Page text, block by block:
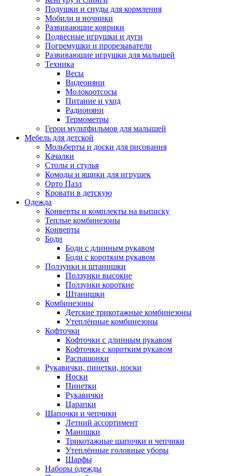
Подушки и снуды для кормления
Мобили и ночники
Развивающие коврики
Подвесные игрушки и дуги
Погремушки и прорезыватели
Развивающие игрушки для малышей
Техника
Весы
Видеоняни
Молокоотсосы
Питание и уход
Радионяни
Термометры
Герои мультфильмов для малышей
Мебель для детской
Мольберты и доски для рисования
Качалки
Столы и стулья
Комоды и ящики для игрушек
Орто Пазл
Кровати в детскую
Одежда
Конверты и комплекты на выписку
Теплые комбинезоны
Конверты
Боди
Боди с длинным рукавом
Боди с коротким рукавом
Ползунки и штанишки
Ползунки высокие
Ползунки короткие
Штанишки
Комбинезоны
Детские трикотажные комбинезоны
Утеплённые комбинезоны
Кофточки
Кофточки с длинным рукавом
Кофточки с коротким рукавом
Распашонки
Рукавички, пинетки, носки
Носки
Пинетки
Рукавички
Царапки
Шапочки и чепчики
Летний ассортимент
Манишки
Трикотажные шапочки и чепчики
Утеплённые головные уборы
Шарфы
Наборы одежды